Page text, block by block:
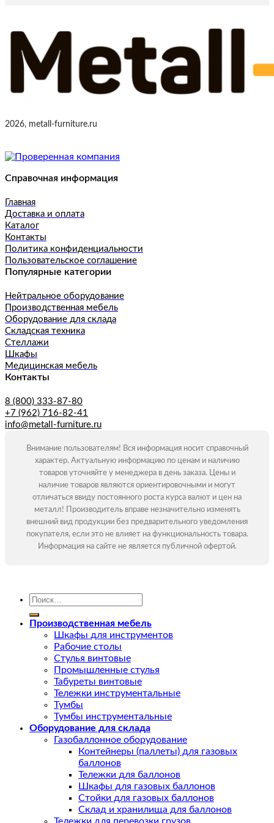
2026, metall-furniture.ru
Справочная информация
Главная
Доставка и оплата
Каталог
Контакты
Политика конфиденциальности
Пользовательское соглашение
Популярные категории
Нейтральное оборудование
Производственная мебель
Оборудование для склада
Складская техника
Стеллажи
Шкафы
Медицинская мебель
Контакты
8 (800) 333-87-80
+7 (962) 716-82-41
info@metall-furniture.ru
Внимание пользователям! Вся информация носит справочный
характер. Актуальную информацию по ценам и наличию
товаров уточняйте у менеджера в день заказа. Цены и
наличие товаров являются ориентировочными и могут
отличаться ввиду постоянного роста курса валют и цен на
металл! Производитель вправе незначительно изменять
внешний вид продукции без предварительного уведомления
покупателя, если это не влияет на функциональность товара.
Информация на сайте не является публичной офертой.
Искать:
Производственная мебель
Шкафы для инструментов
Рабочие столы
Стулья винтовые
Промышленные стулья
Табуреты винтовые
Тележки инструментальные
Тумбы
Тумбы инструментальные
Оборудование для склада
Газобаллонное оборудование
Контейнеры (паллеты) для газовых
баллонов
Тележки для баллонов
Шкафы для газовых баллонов
Стойки для газовых баллонов
Склад и хранилища для баллонов